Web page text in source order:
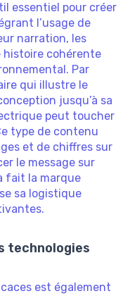
essentiel pour créer
l’usage de
narration, les
histoire cohérente
Par
qui illustre le
jusqu’à sa
peut toucher
type de contenu
et de chiffres sur
le message sur
fait la marque
sa logistique
technologies
est également